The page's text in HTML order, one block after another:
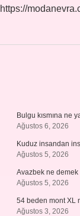
https://
Bulgu kısmına ne
Ağustos 6, 2026
Kuduz insandan
Ağustos 5, 2026
Avazbek ne demek
Ağustos 5, 2026
54 beden mont XL
Ağustos 3, 2026